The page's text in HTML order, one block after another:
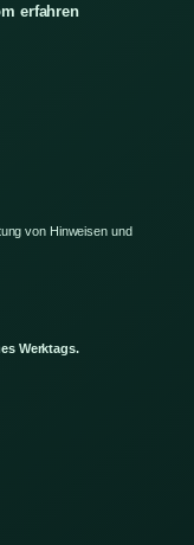
erfahren
von Hinweisen und
Werktags.